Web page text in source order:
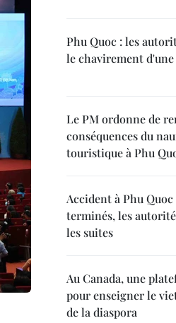
Phu Quoc : les
le chavirement
Le PM ordonne de
conséquences du
touristique à Phu
Accident à Phu Quoc
terminés, les
les suites
Au Canada, une
pour enseigner le
de la diaspora